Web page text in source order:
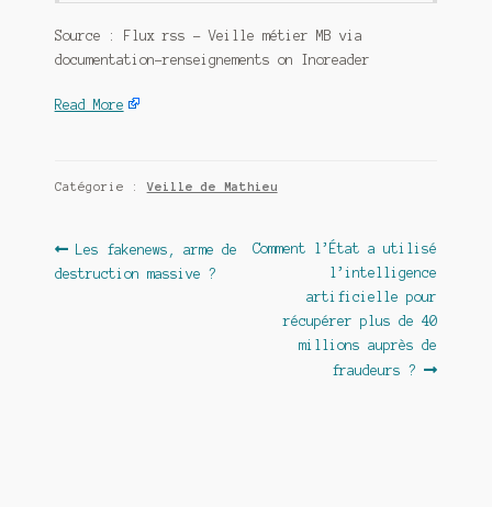
Source : Flux rss – Veille métier MB via
documentation-renseignements on Inoreader
Read More
Catégorie :Veille de Mathieu
Navigation
de
Article
précédent :
Les fakenews, arme de
destruction massive ?
Article
Comment l’État a utilisé
l’intelligence
artificielle pour
récupérer plus de 40
millions auprès de
fraudeurs ?